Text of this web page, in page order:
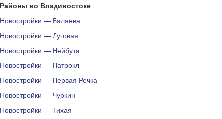
Районы во Владивостоке
Новостройки — Баляева
Новостройки — Луговая
Новостройки — Нейбута
Новостройки — Патрокл
Новостройки — Первая Речка
Новостройки — Чуркин
Новостройки — Тихая